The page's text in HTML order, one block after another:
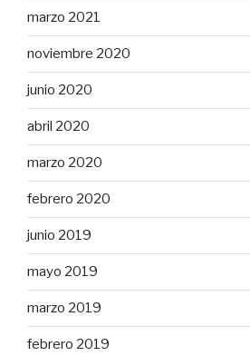
marzo 2021
noviembre 2020
junio 2020
abril 2020
marzo 2020
febrero 2020
junio 2019
mayo 2019
marzo 2019
febrero 2019